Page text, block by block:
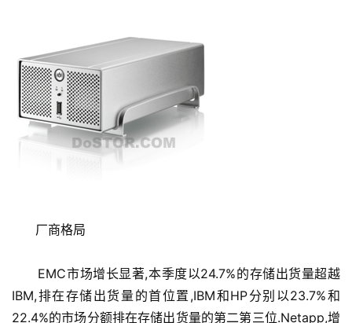
厂商格局
EMC市场增长显著,本季度以24.7%的存储出货量超越
IBM,排在存储出货量的首位置,IBM和HP分别以23.7%和
22.4%的市场分额排在存储出货量的第二第三位.Netapp,增